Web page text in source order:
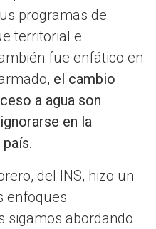
programas de
territorial e
fue enfático en
el cambio
a agua son
en la
del INS, hizo un
enfoques
sigamos abordando